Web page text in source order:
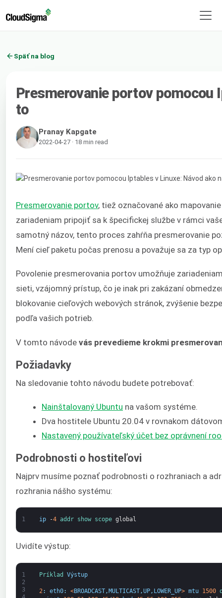
Späť na blog
Presmerovanie portov pomocou
to
Pranay Kapgate
2022-04-27 · 18 min read
Presmerovanie portov, tiež označované ako
zariadeniam pripojiť sa k špecifickej službe v rámci
samotný názov, tento proces zahŕňa presmerovanie
Mení cieľ paketu počas prenosu a považuje sa za typ
Povolenie presmerovania portov umožňuje
sieti, vzájomný prístup, čo je inak pri zakázaní
blokovanie cieľových webových stránok, zvýšenie
podľa vašich potrieb.
V tomto návode vás prevedieme krokmi
Požiadavky
Na sledovanie tohto návodu budete potrebovať:
Nainštalovaný Ubuntu na vašom systéme.
Dva hostitele Ubuntu 20.04 v rovnakom
Nastavený používateľský účet bez oprávnení
Podrobnosti o hostiteľovi
Najprv musíme poznať podrobnosti o rozhraniach a
rozhrania nášho systému:
1 ip -4 addr show scope global
Uvidíte výstup:
1
2
3
Príklad Výstup
2: eth0: <BROADCAST, MULTICAST,UP, LOWER_UP> mtu 1500